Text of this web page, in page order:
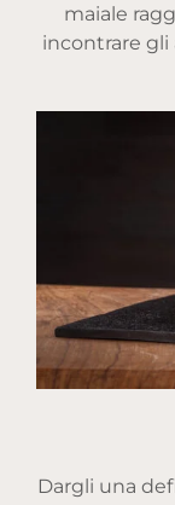
maiale
incontrare gli
Dargli una